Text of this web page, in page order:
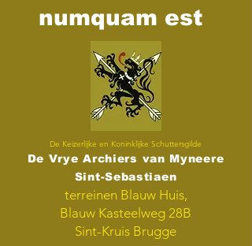
numquam est
De Keizerlijke en Koninklijke Schuttersgilde
De Vrye Archiers van Myneere
Sint-Sebastiaen
terreinen Blauw Huis,
Blauw Kasteelweg 28B
Sint-Kruis Brugge